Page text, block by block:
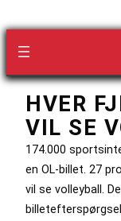
HVER
VIL SE
174.000
en OL-billet. 27
vil se volleyball.